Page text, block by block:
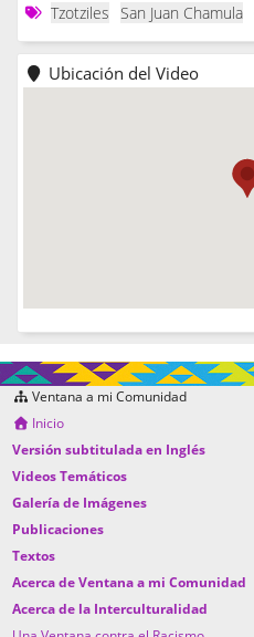
Tzotziles
San Juan Chamula
Ubicación del Video
Ventana a mi Comunidad
Inicio
Versión subtitulada en Inglés
Videos Temáticos
Galería de Imágenes
Publicaciones
Textos
Acerca de Ventana a mi Comunidad
Acerca de la Interculturalidad